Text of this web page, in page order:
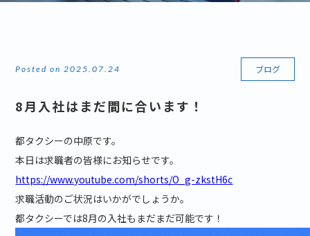
Posted on 2025.07.24 ブログ
8月入社はまだ間に合います！
都タクシーの中原です。
本日は求職者の皆様にお知らせです。
https://www.youtube.com/shorts/O_g-zkstH6c
求職活動のご状況はいかがでしょうか。
都タクシーでは8月の入社もまだまだ可能です！